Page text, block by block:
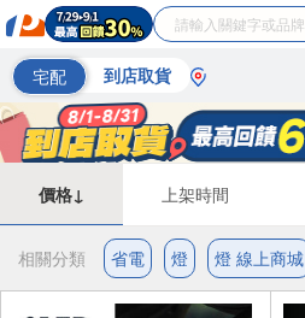
宅配 到店取貨
價格↓ 上架時間
相關分類 省電 燈 燈 線上商城